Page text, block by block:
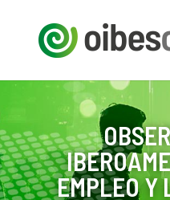
EMPLEO Y